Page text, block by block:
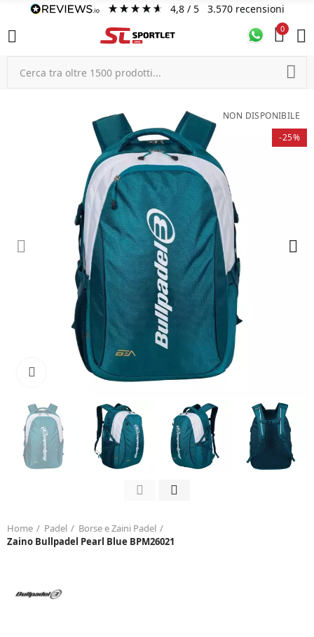
4,8/ 5 3.570 recensioni
0
NON DISPONIBILE
-25%
Click to enlarge
Home Padel
Borse e Zaini Padel
Zaino Bullpadel Pearl Blue BPM26021